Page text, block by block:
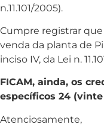
n.11.101/2005).
Cumpre registrar
venda da planta de
inciso IV, da Lei n.
FICAM, ainda, os
específicos 24
Atenciosamente,